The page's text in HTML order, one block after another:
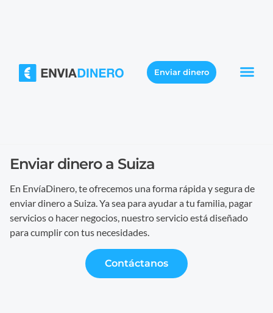
Enviar dinero
Enviar dinero a Suiza
En EnvíaDinero, te ofrecemos una forma rápida y segura de
enviar dinero a Suiza. Ya sea para ayudar a tu familia, pagar
servicios o hacer negocios, nuestro servicio está diseñado
para cumplir con tus necesidades.
Contáctanos